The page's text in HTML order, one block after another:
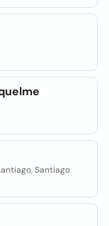
Santiago